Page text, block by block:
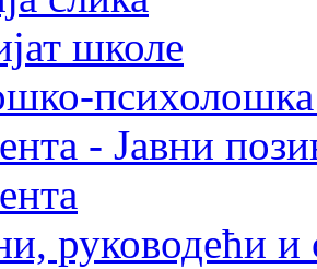
школе
психолошка
- Јавни
руководећи и